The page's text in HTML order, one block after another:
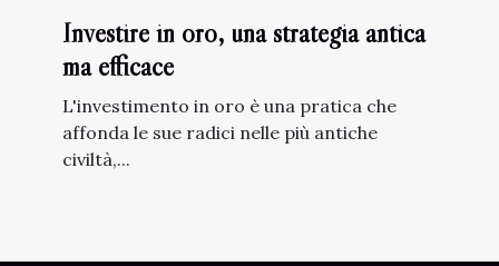
Investire in oro, una strategia antica
ma efficace
L'investimento in oro è una pratica che
affonda le sue radici nelle più antiche
civiltà,...